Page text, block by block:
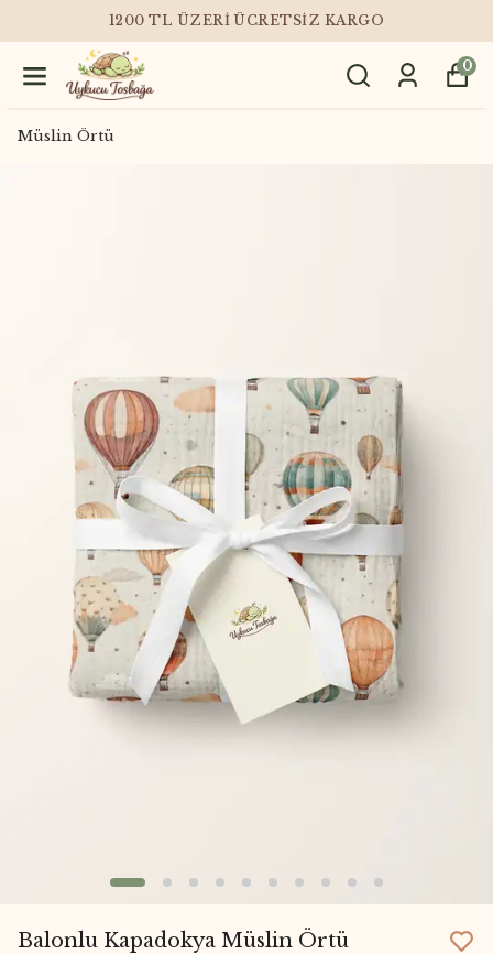
1200 TL ÜZERI ÜCRETSIZ KARGO
0
Müslin Örtü
Balonlu Kapadokya Müslin Örtü